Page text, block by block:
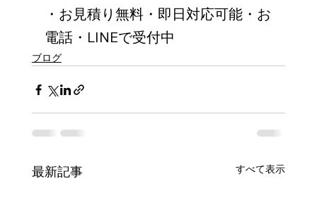
・お見積り無料・即日対応可能・お
電話・LINEで受付中
ブログ
最新記事 すべて表示